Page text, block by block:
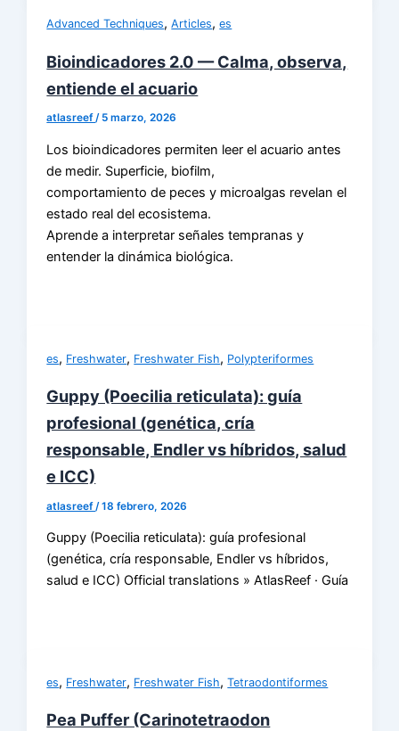
Advanced Techniques,Articles,es
Bioindicadores 2.0 — Calma, observa,
entiende el acuario
atlasreef/ 5 marzo, 2026
Los bioindicadores permiten leer el acuario antes
de medir. Superficie, biofilm,
comportamiento de peces y microalgas revelan el
estado real del ecosistema.
Aprende a interpretar señales tempranas y
entender la dinámica biológica.
es, Freshwater, Freshwater Fish, Polypteriformes
Guppy (Poecilia reticulata): guía
profesional (genética, cría
responsable, Endler vs híbridos, salud
e ICC)
atlasreef /18 febrero, 2026
Guppy (Poecilia reticulata): guía profesional
(genética, cría responsable, Endler vs híbridos,
salud e ICC) Official translations » AtlasReef · Guía
es, Freshwater, Freshwater Fish,Tetraodontiformes
Pea Puffer (Carinotetraodon